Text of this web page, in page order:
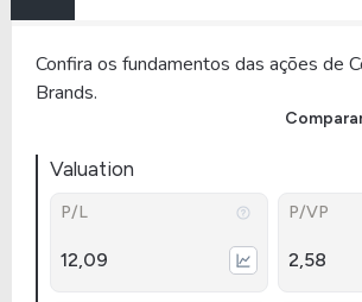
Confira os fundamentos das ações de
Brands.
Valuation
P/L
12,09
P/VP
2,58